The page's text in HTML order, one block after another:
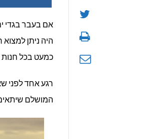
אם בעבר בגדי
היה ניתן
כמעט בכל חנות
רגע אחד לפני
המושלם